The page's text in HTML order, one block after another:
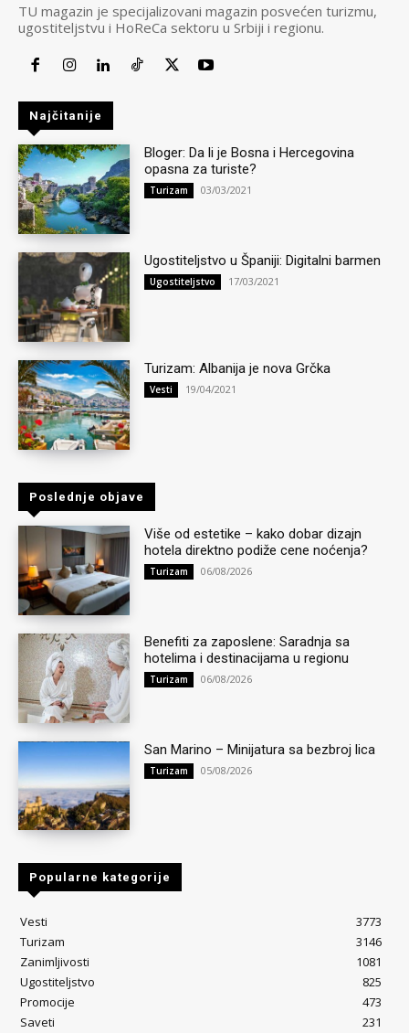
TU magazin je specijalizovani magazin posvećen turizmu,
ugostiteljstvu i HoReCa sektoru u Srbiji i regionu.
Najčitanije
Bloger: Da li je Bosna i Hercegovina
opasna za turiste?
Turizam 03/03/2021
Ugostiteljstvo u Španiji: Digitalni barmen
Ugostiteljstvo 17/03/2021
Turizam: Albanija je nova Grčka
Vesti 19/04/2021
Poslednje objave
Više od estetike – kako dobar dizajn
hotela direktno podiže cene noćenja?
Turizam 06/08/2026
Benefiti za zaposlene: Saradnja sa
hotelima i destinacijama u regionu
Turizam 06/08/2026
San Marino – Minijatura sa bezbroj lica
Turizam 05/08/2026
Popularne kategorije
Vesti
3773
Turizam
3146
Zanimljivosti
1081
Ugostiteljstvo
825
Promocije
473
Saveti
231